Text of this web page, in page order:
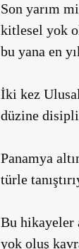
Son yarım
kitlesel yok
bu yana en
İki kez
düzine
Panamya
türle
Bu hikayeler
yok oluş